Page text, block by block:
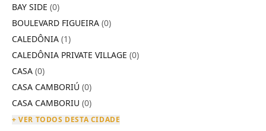
BAY SIDE (0)
BOULEVARD FIGUEIRA (0)
CALEDÔNIA (1)
CALEDÔNIA PRIVATE VILLAGE (0)
CASA (0)
CASA CAMBORIÚ (0)
CASA CAMBORIU (0)
+ VER TODOS DESTA CIDADE